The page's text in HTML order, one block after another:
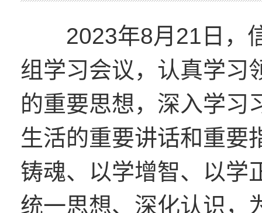
2023年8月21日，
组学习会议，认真学习
的重要思想，深入学习
生活的重要讲话和重要
铸魂、以学增智、以学
统一思想、深化认识，